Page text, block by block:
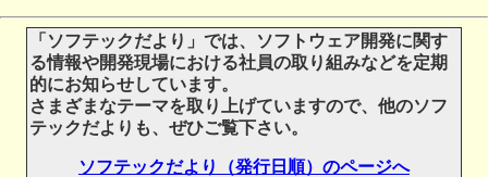
「ソフテックだより」では、ソフトウェア開発に関す
る情報や開発現場における社員の取り組みなどを定期
的にお知らせしています。
さまざまなテーマを取り上げていますので、他のソフ
テックだよりも、ぜひご覧下さい。
ソフテックだより（発行日順）のページへ